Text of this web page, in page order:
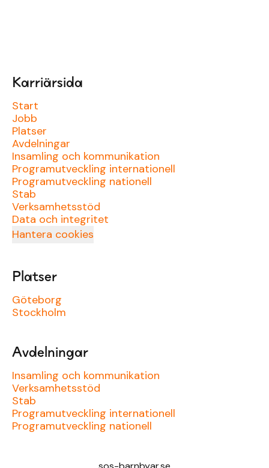
Karriärsida
Start
Jobb
Platser
Avdelningar
Insamling och kommunikation
Programutveckling internationell
Programutveckling nationell
Stab
Verksamhetsstöd
Data och integritet
Hantera cookies
Platser
Göteborg
Stockholm
Avdelningar
Insamling och kommunikation
Verksamhetsstöd
Stab
Programutveckling internationell
Programutveckling nationell